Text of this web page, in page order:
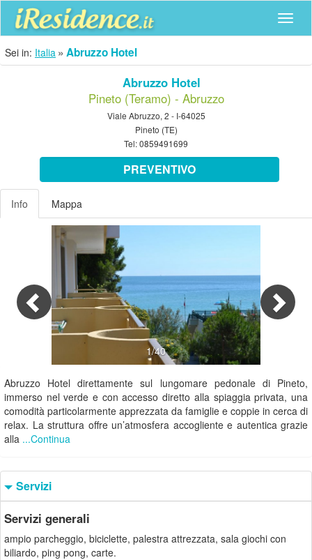
Sei in: Italia Abruzzo Hotel
Abruzzo Hotel
Pineto (Teramo) - Abruzzo
Viale Abruzzo, 2 - I-64025
Pineto (TE)
Tel:0859491699
PREVENTIVO
Info Mappa
1/40
Previous
Abruzzo Hotel direttamente sul lungomare pedonale di Pineto,
immerso nel verde e con accesso diretto alla spiaggia privata, una
comodità particolarmente apprezzata da famiglie e coppie in cerca di
relax. La struttura offre un’atmosfera accogliente e autentica grazie
alla ...Continua
Servizi
Servizi generali
ampio parcheggio, biciclette, palestra attrezzata, sala giochi con
biliardo, ping pong, carte.